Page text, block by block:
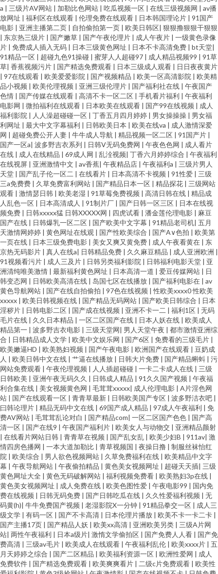
a | 三级片AV网站 | 加勒比色网站 | 吃瓜视频一区 | 在线三级视频网 | av播
放网址 | 福利区在线观看 | 伦理免费在线观看 | 日本韩国理论片 | 91国产
电影 | 亚洲主播第二页 | 自拍偷拍第一页 | 欧美日韩区| 狠狠撸狠狠干狠狠
| 东京热三级片 | 国产嫩草 | 国产午夜伦理片 | 成人午夜片 | 一级黄色录像
片 | 免费成人插入无码 | 日本三级黄色网址 | 日本不卡高清免费 | bt天堂|
91精品一区 | 超碰九色91操碰 | 蜜芽人人超碰97 | 成人精品视频99 | 91草
草| 香蕉视频污片 | 国产精选免费观看 | 日本三级成人观看 | 日日夜夜黄片
| 97在线观看 | 欧美爱爱影院 | 国产视频精品 | 欧美一区高清影院 | 欧美精
品小视频 | 欧美伦理视频 | 亚洲三级伦理片 | 国产福利社在线 | 午夜国产
色情 | 国产传媒在线观看 | 高清不卡一区二区 | 手机看片福利 | 午夜福利
电影网 | 微拍福利在线观看 | 日本欧美在线观看 | 国产99在线视频 | 成人
福利影院 | 人人澡超碰碰一区 | 丁香五月四月婷婷 | 男女操操操 | 男女福
利网址 | 最大中文字幕福利 | 日韩欧美日本 | 欧美在线va | 成人激情深爱
网 | 超碰免费公开人妻 | 牛牛成人导航 | 精品视频一区二区 | 91国产片 |
国产一区a| 波多野吉衣系列 | 日韩V无码免费网 | 午夜色色网 | 成人看片
在线 | 成人在线精品 | 69成人网 | 乱洤视频| 丁香六月婷婷综合 | 午夜福利
在线视屏 | 亚洲激情中文 | av香蕉| 午夜精品店 | 午夜福利a | 三级片男人
天堂 | 国产乱子伦一区二 | 在线看片 | 日本高清不卡视频 | 91性爱 | 三级
三a免费费 | 久草免费富利网站 | 国产精品日本一区 | 精品探花 | 三级网站
观看 | 激情瑟日韩 | 欧美老湿 | 91草莓免费视频 | 高清日韩在线 | 精品成
人乱色一区 | 日本高清成人 | 91制片厂 | 国产日韩一区三区 | 日本在线视
频免费 | 日韩xxxxx猛 日韩XXXXX网 | 四虎试看 | 潘金莲伦理电影 | 麻豆
国产在线 | 日韩爆乳一区二区 | 国产欧美中文字幕 | 91精品老司机| 五月
天激情网婷婷 | 黄色网址在线观 | 国产性欧美综合 | 国产A∨色拍 | 欧美第
一页在线 | 日本三级免费电影 | 美女又爽又黄免费 | 成人午夜看黄在 | 东
京热无码影片 | 真人在线a| 日韩精品免费 | 久久麻豆精品 | 成人亚洲欧洲 |
91视频看污片 | 成人三及片 | 日韩另类福利影院 | 日韩福利电影天堂 | 亚
洲清纯唯美激情 | 最新福利黄色网址 | 日本高清一道 | 爱豆传媒网站 | 日
韩变态网 | 日韩欧美高清在线 | 岛国七区在线播放 | 国产福利电影在 | av
黄色导航网站 | 国产在线自拍偷拍 | 97色在线视频 |性欧美xxxx0 性欧美
xxxxx | 欧美日韩视频在线 | 国产精品无码网站 | 国产欧美日韩综合 | 日本
淫秽片 | 日韩电影二区 | 国产成在线视频 | 亚洲不卡一二 | 福利1区 | 无码
毛片在线 | 久久日本精品 | 一区二区国产在线 | 日本人妖在线 | 欧美成人
精品第一 | 波多野吉衣电影 | 三级天堂网| 男人天堂午夜 | 都市激情亚洲综
合 | 日韩精品成人文学 | 欧美中文娱乐网 | 国产6区 | 免费看的三级毛片 |
欧美嫩逼HD | 欧美熟妇视频 | 国产午夜电影 | 欧洲国产在线观看 | 豆奶成
人 | 欧美日韩中文在线 | 艹逼在线播放 | 日韩大片免费 | 国产精品蝌蚪 | 污
网站免费观看 | 午夜伦理视频 | 人人插超碰碰 | 一卡二卡成人在线 | 三级
日韩欧美 | 亚洲午夜无码久久 | 日韩成人精品 | 91久久国产视频 | 午夜福
利合集在线 | 美女视频黄色网 | 毛茸茸xxxxx| 成人伦理电影 | A片淫色网
站 | 国产在线观看一区 | 青青草最新 | 日韩欧美国产专区 | 波多野洁衣吧 |
曰韩论理片 | 精品无码中文在线 | 69国产成人精品 | 97成人午夜福利 | 免
费AV网站 | 毛茸茸乱论对白 | 国产精品com| 一区二区国产色色 | 国产高
清一区 | 国产在线9 | 午夜国产福利片 | 欧美女人与动物交 | 亚洲精品颜射
| 在线看片网站日韩 | 青青草在视频 | 国产乱女乱 | 欧美少妇B | 911av| 激
情四房色播网 | 一本大道加勒比 | 青草视频国 | 夜操日撸 | 制服丝袜怡红
院 | 欧美综合 | 男人欲色视频网站 | 久草免费福利在线 | 欧美精品中文字
幕 | 午夜导航网站 | 午夜偷拍精品 | 黄色美女视频网址 | 超碰天天插| 三级
黄色网址大全 | 黄色无码破解网站 | 福利视频免费看 | 欧美熟妇3p在线 |
黄色美女视频网址 | 成人免费在线 | 欧美色图性爱 | 午夜电影99 | 国内免
费在线视频 | 日韩无码免费 | 国产日韩吃瓜在线 | 久久性爱福利视频 | 无
码黄(h)| 牛牛免费国产视频 | 老湿影院X一分钟 | 91精品拳交一区 | 成人三
级文学 | 有码一区 | 国产不卡高清 | 日本伦理片播放 | 欧美不卡一卡二卡 |
国产主播17页 | 国产精品人妖 | 欧美xx高清 | 亚洲欧美另类 | 三级A片网
站| 两性午夜福利 | 日本a级片| 激惰文学偷拍区 | 国产免费人人看 | 国产免
费高清 | 三级av毛片 | 欧美成人在线观看 | 午夜福利乱伦 | 欧美xxxx片 | 五
月天婷婷之综合 | 国产二区精品 | 欧美福利资源一区 | 欧洲性爱网 | 成人
免费软件 | 国产精选免费观看 | 欧美爽爽看片 | 二级c片免费观看 | 欧美性